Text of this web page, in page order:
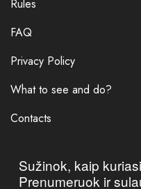
Rules
FAQ
Privacy Policy
What to see and do?
Contacts
Sužinok, kaip
Prenumeruok ir